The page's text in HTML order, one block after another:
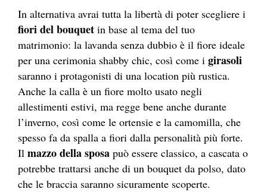
In alternativa avrai tutta la libertà di poter scegliere i
fiori del bouquet in base al tema del tuo
matrimonio: la lavanda senza dubbio è il fiore ideale
per una cerimonia shabby chic, così come i girasoli
saranno i protagonisti di una location più rustica.
Anche la calla è un fiore molto usato negli
allestimenti estivi, ma regge bene anche durante
l’inverno, così come le ortensie e la camomilla, che
spesso fa da spalla a fiori dalla personalità più forte.
Il mazzo della sposa può essere classico, a cascata o
potrebbe trattarsi anche di un bouquet da polso, dato
che le braccia saranno sicuramente scoperte.